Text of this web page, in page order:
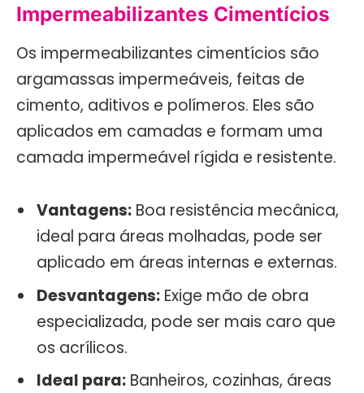
Impermeabilizantes Cimentícios
Os impermeabilizantes cimentícios são
argamassas impermeáveis, feitas de
cimento, aditivos e polímeros. Eles são
aplicados em camadas e formam uma
camada impermeável rígida e resistente.
Vantagens: Boa resistência mecânica,
ideal para áreas molhadas, pode ser
aplicado em áreas internas e externas.
Desvantagens: Exige mão de obra
especializada, pode ser mais caro que
os acrílicos.
Ideal para: Banheiros, cozinhas, áreas